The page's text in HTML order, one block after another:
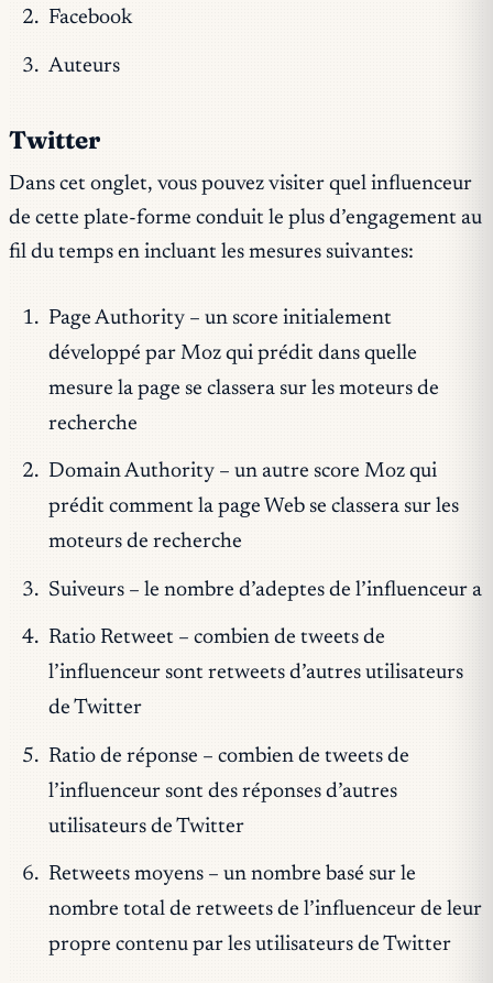
Facebook
Auteurs
Twitter
Dans cet onglet, vous pouvez visiter quel influenceur
de cette plate-forme conduit le plus d’engagement au
fil du temps en incluant les mesures suivantes:
Page Authority – un score initialement
développé par Moz qui prédit dans quelle
mesure la page se classera sur les moteurs de
recherche
Domain Authority – un autre score Moz qui
prédit comment la page Web se classera sur les
moteurs de recherche
Suiveurs – le nombre d’adeptes de l’influenceur a
Ratio Retweet – combien de tweets de
l’influenceur sont retweets d’autres utilisateurs
de Twitter
Ratio de réponse – combien de tweets de
l’influenceur sont des réponses d’autres
utilisateurs de Twitter
Retweets moyens – un nombre basé sur le
nombre total de retweets de l’influenceur de leur
propre contenu par les utilisateurs de Twitter